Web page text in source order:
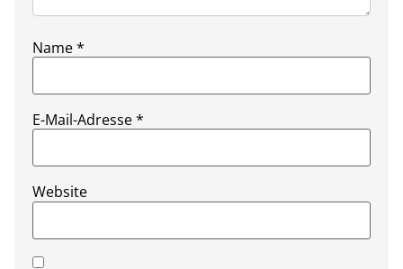
Name*
E-Mail-Adresse*
Website